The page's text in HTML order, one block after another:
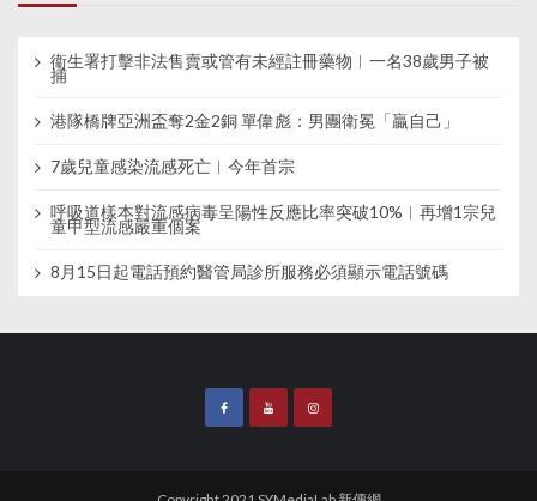
衞生署打擊非法售賣或管有未經註冊藥物︱一名38歲男子被
捕
港隊橋牌亞洲盃奪2金2銅 單偉彪：男團衛冕「贏自己」
7歲兒童感染流感死亡︱今年首宗
呼吸道樣本對流感病毒呈陽性反應比率突破10%︱再增1宗兒
童甲型流感嚴重個案
8月15日起電話預約醫管局診所服務必須顯示電話號碼